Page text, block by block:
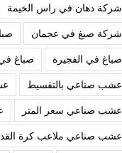
شركة دهان في راس الخيمة
شركة صبغ في عجمان
صباغ في الفجيرة
صباغ
عشب صناعي بالتقسيط
عشب صناعي سعر المتر
عشب صناعي ملاعب كرة